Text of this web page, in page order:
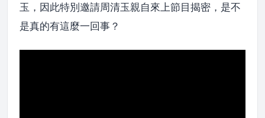
玉，因此特別邀請周清玉親自來上節目揭密，是不
是真的有這麼一回事？